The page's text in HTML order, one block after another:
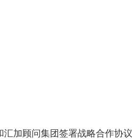
加顾问集团签署战略合作协议